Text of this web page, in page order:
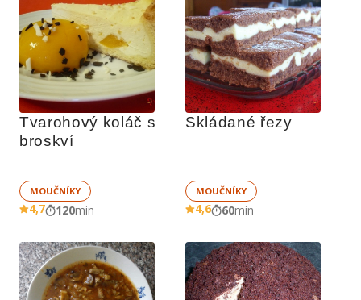
Tvarohový koláč s
broskví
MOUČNÍKY
4,7 120min
Skládané řezy
MOUČNÍKY
4,6 60min